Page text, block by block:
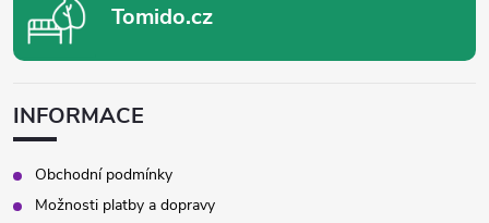
Tomido.cz
INFORMACE
Obchodní podmínky
Možnosti platby a dopravy